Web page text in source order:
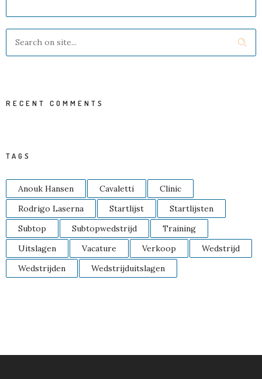
RECENT COMMENTS
TAGS
Anouk Hansen Cavaletti
Clinic
Rodrigo Laserna
Startlijst
Startlijsten
Subtop
Subtopwedstrijd
Training
Uitslagen
Vacature Verkoop
Wedstrijd
Wedstrijden
Wedstrijduitslagen